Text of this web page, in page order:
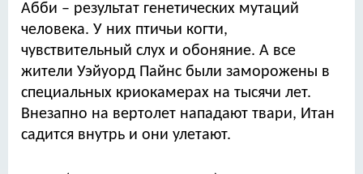
Абби – результат генетических мутаций
человека. У них птичьи когти,
чувствительный слух и обоняние. А все
жители Уэйуорд Пайнс были заморожены в
специальных криокамерах на тысячи лет.
Внезапно на вертолет нападают твари, Итан
садится внутрь и они улетают.